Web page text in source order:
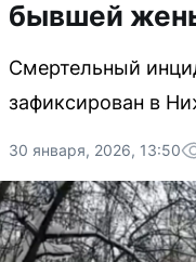
бывшей
Смертельный
зафиксирован в
30 января, 2026, 13:50